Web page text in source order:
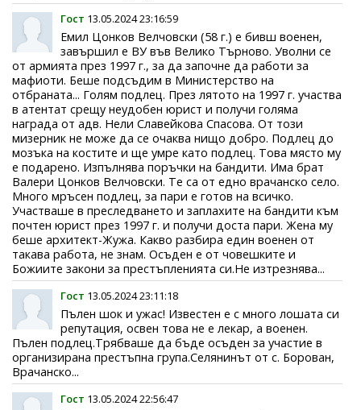
Гост 13.05.2024 23:16:59
Емил Цонков Велчовски (58 г.) е бивш военен,
завършил е ВУ във Велико Търново. Уволни се
от армията през 1997 г., за да започне да работи за
мафиоти. Беше подсъдим в Министерство на
отбраната... Голям подлец. През лятото на 1997 г. участва
в атентат срещу неудобен юрист и получи голяма
награда от адв. Нели Славейкова Спасова. От този
мизерник не може да се очаква нищо добро. Подлец до
мозъка на костите и ще умре като подлец. Това място му
е подарено. Изпълнява поръчки на бандити. Има брат
Валери Цонков Велчовски. Те са от едно врачанско село.
Много мръсен подлец, за пари е готов на всичко.
Участваше в преследването и заплахите на бандити към
почтен юрист през 1997 г. и получи доста пари. Жена му
беше архитект-Жужа. Какво разбира един военен от
такава работа, не знам. Осъден е от човешките и
Божиите закони за престъпленията си.Не изтрезнява...
Гост 13.05.2024 23:11:18
Пълен шок и ужас! Известен е с много лошата си
репутация, освен това не е лекар, а военен.
Пълен подлец.Трябваше да бъде осъден за участие в
организирана престъпна група.Селянинът от с. Борован,
Врачанско...
Гост 13.05.2024 22:56:47